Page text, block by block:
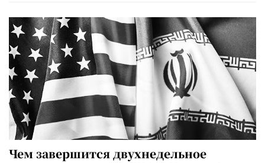
Чем завершится двухнедельное